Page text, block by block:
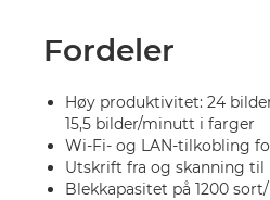
Fordeler
Høy produktivitet: 24
15,5 bilder/minutt i farger
Wi-Fi- og LAN-tilkobling
Utskrift fra og skanning til
Blekkapasitet på 1200